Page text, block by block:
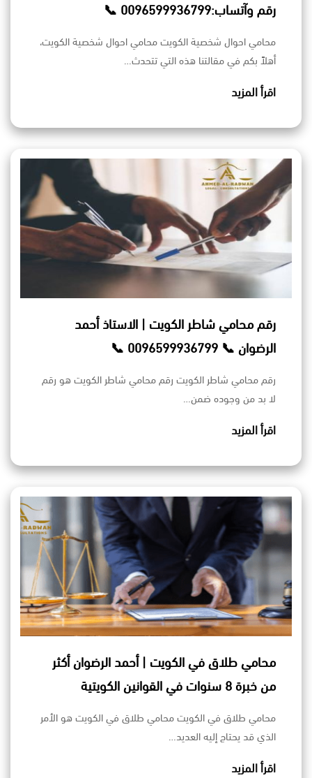
رقم وآتساب:0096599936799 📞
محامي احوال شخصية الكويت محامي احوال شخصية الكويت،
أهلاً بكم في مقالتنا هذه التي تتحدث…
اقرأ المزيد
رقم محامي شاطر الكويت | الاستاذ أحمد
الرضوان 📞 0096599936799 📞
رقم محامي شاطر الكويت رقم محامي شاطر الكويت هو رقم
لا بد من وجوده ضمن…
اقرأ المزيد
محامي طلاق في الكويت | أحمد الرضوان أكثر
من خبرة 8 سنوات في القوانين الكويتية
محامي طلاق في الكويت محامي طلاق في الكويت هو الأمر
الذي قد يحتاج إليه العديد…
اقرأ المزيد